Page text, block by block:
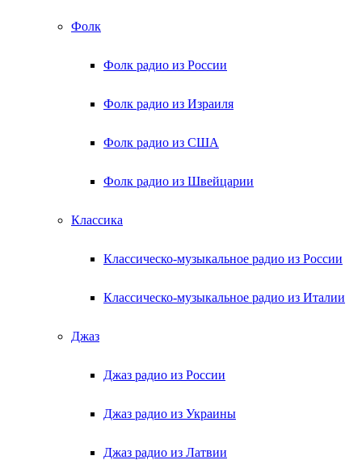
Фолк
Фолк радио из России
Фолк радио из Израиля
Фолк радио из США
Фолк радио из Швейцарии
Классика
Классическо-музыкальное радио из России
Классическо-музыкальное радио из Италии
Джаз
Джаз радио из России
Джаз радио из Украины
Джаз радио из Латвии